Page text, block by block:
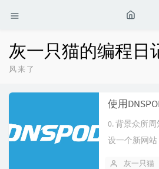
灰一只猫的编程日
风来了
0. 背景众所
设一个新网
灰一只猫